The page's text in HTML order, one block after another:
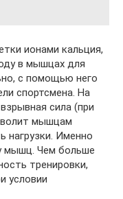
ионами кальция,
в мышцах для
с помощью него
спортсмена. На
сила (при
мышцам
нагрузки. Именно
мышц. Чем больше
тренировки,
условии